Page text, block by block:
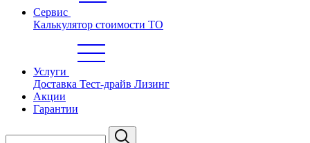
Сервис
Калькулятор стоимости ТО
Услуги
Доставка Тест-драйв Лизинг
Акции
Гарантии